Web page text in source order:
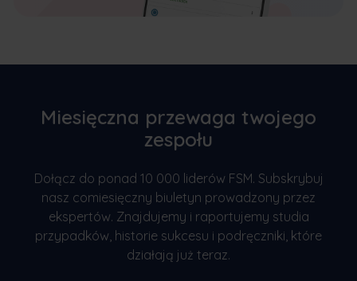
Miesięczna przewaga twojego
zespołu
Dołącz do ponad 10 000 liderów FSM. Subskrybuj
nasz comiesięczny biuletyn prowadzony przez
ekspertów. Znajdujemy i raportujemy studia
przypadków, historie sukcesu i podręczniki, które
działają już teraz.